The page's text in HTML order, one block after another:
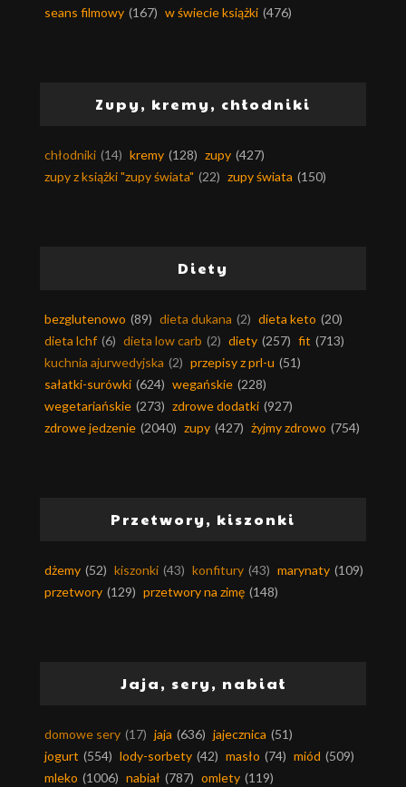
seans filmowy (167) w świecie książki (476)
Zupy, kremy, chłodniki
chłodniki (14) kremy (128) zupy (427)
zupy z książki "zupy świata" (22) zupy świata (150)
Diety
bezglutenowo (89) dieta dukana (2) dieta keto (20)
dieta lchf (6) dieta low carb (2) diety (257) fit (713)
kuchnia ajurwedyjska (2) przepisy z prl-u (51)
sałatki-surówki (624) wegańskie (228)
wegetariańskie (273) zdrowe dodatki (927)
zdrowe jedzenie (2040) zupy (427) żyjmy zdrowo (754)
Przetwory, kiszonki
dżemy (52) kiszonki (43) konfitury (43) marynaty (109)
przetwory (129) przetwory na zimę (148)
Jaja, sery, nabiał
domowe sery (17) jaja (636) jajecznica (51)
jogurt (554) lody-sorbety (42) masło (74) miód (509)
mleko (1006) nabiał (787) omlety (119)